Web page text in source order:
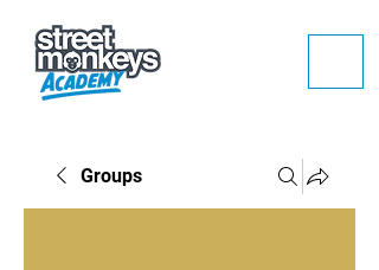
Groups